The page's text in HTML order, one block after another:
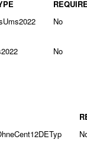
No
No